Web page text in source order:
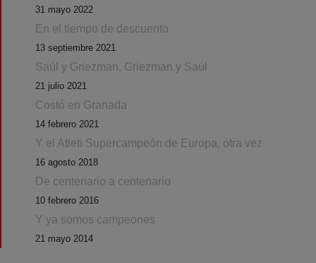
31 mayo 2022
En el tiempo de descuento
13 septiembre 2021
Saúl y Griezman, Griezman y Saúl
21 julio 2021
Costó en Granada
14 febrero 2021
Y el Atleti Supercampeón de Europa, otra vez
16 agosto 2018
De centenario a centenario
10 febrero 2016
Y ya somos campeones
21 mayo 2014